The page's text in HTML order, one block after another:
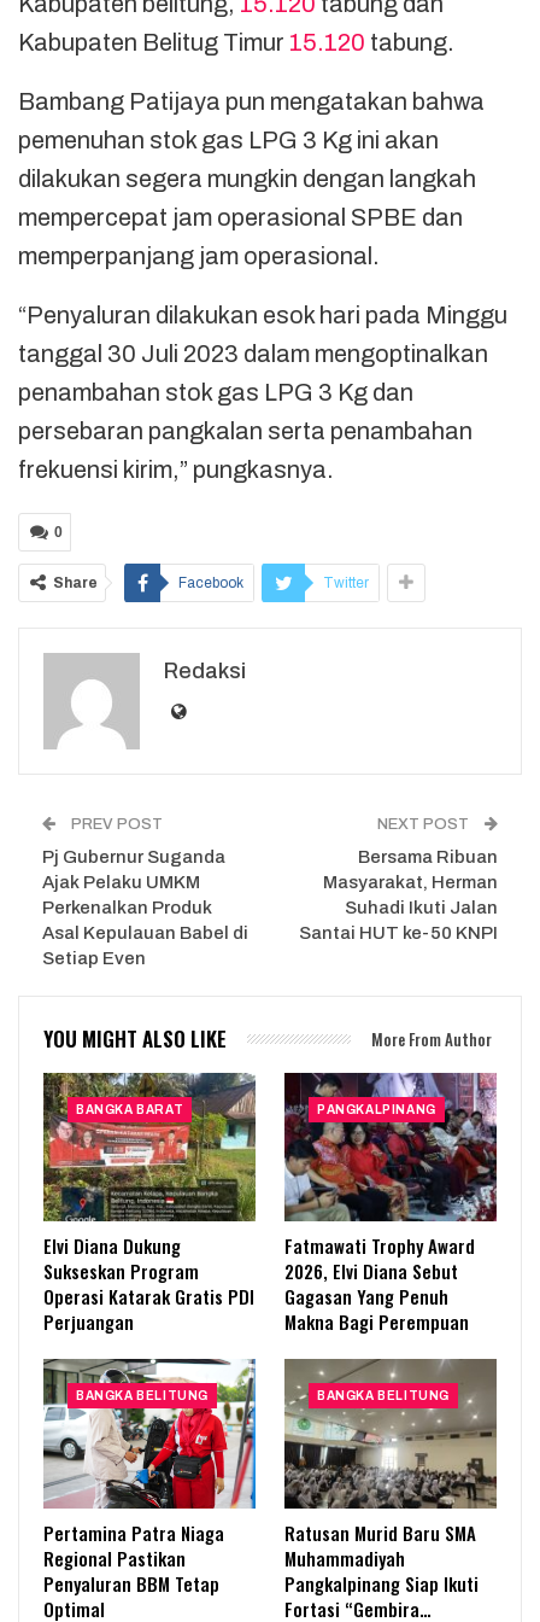
Kabupaten Belitug Timur 15.120 tabung.
Bambang Patijaya pun mengatakan bahwa
pemenuhan stok gas LPG 3 Kg ini akan
dilakukan segera mungkin dengan langkah
mempercepat jam operasional SPBE dan
memperpanjang jam operasional.
“Penyaluran dilakukan esok hari pada Minggu
tanggal 30 Juli 2023 dalam mengoptinalkan
penambahan stok gas LPG 3 Kg dan
persebaran pangkalan serta penambahan
frekuensi kirim,” pungkasnya.
0
Share Facebook Twitter
Redaksi
PREV POST
Pj Gubernur Suganda
Ajak Pelaku UMKM
Perkenalkan Produk
Asal Kepulauan Babel di
Setiap Even
NEXT POST
Bersama Ribuan
Masyarakat, Herman
Suhadi Ikuti Jalan
Santai HUT ke-50 KNPI
YOU MIGHT ALSO LIKE More From Author
BANGKA BARAT
Elvi Diana Dukung
Sukseskan Program
Operasi Katarak Gratis PDI
Perjuangan
PANGKALPINANG
Fatmawati Trophy Award
2026, Elvi Diana Sebut
Gagasan Yang Penuh
Makna Bagi Perempuan
BANGKA BELITUNG
Pertamina Patra Niaga
Regional Pastikan
Penyaluran BBM Tetap
Optimal
BANGKA BELITUNG
Ratusan Murid Baru SMA
Muhammadiyah
Pangkalpinang Siap Ikuti
Fortasi “Gembira…